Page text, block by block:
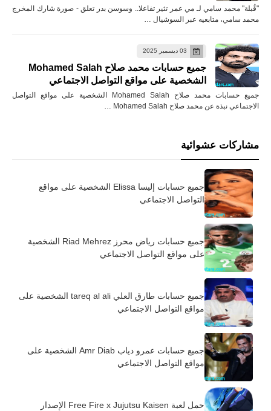
"قُبلة" محمد سامي لـ مي عمر تثير تفاعلا.. وسوسن بدر تعلق - صورة شارك المخرج
محمد سامي، متابعيه عبر السوشيال …
03 ديسمبر 2025
جميع حسابات محمد صلاح Mohamed Salah
الشخصية على مواقع التواصل الاجتماعي
جميع حسابات محمد صلاح Mohamed Salah الشخصية على مواقع التواصل
الاجتماعي نبذة عن محمد صلاح Mohamed Salah …
مشاركات عشوائية
جميع حسابات إليسا Elissa الشخصية على مواقع
التواصل الاجتماعي
جميع حسابات رياض محرز Riad Mehrez الشخصية
على مواقع التواصل الاجتماعي
جميع حسابات طارق العلي tareq al ali الشخصية على
مواقع التواصل الاجتماعي
جميع حسابات عمرو دياب Amr Diab الشخصية على
مواقع التواصل الاجتماعي
حمل لعبة Free Fire x Jujutsu Kaisen الإصدار